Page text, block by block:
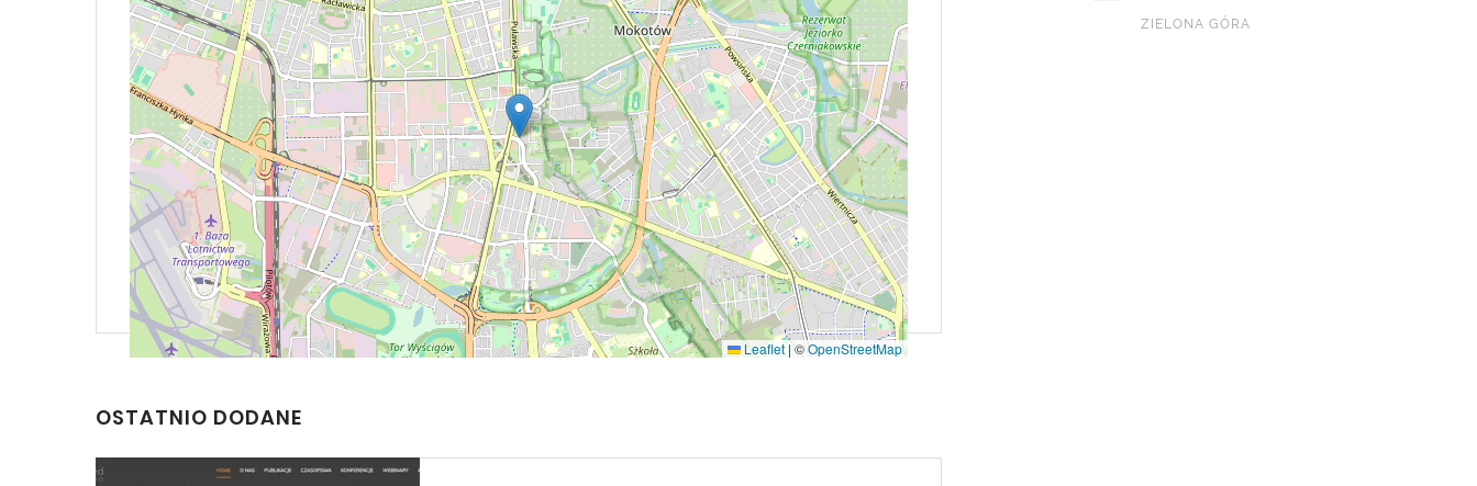
Leaflet |©OpenStreetMap
OSTATNIO DODANE
ZIELONA GÓRA